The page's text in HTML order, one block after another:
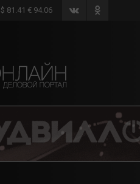
$ 81.41 € 94.06